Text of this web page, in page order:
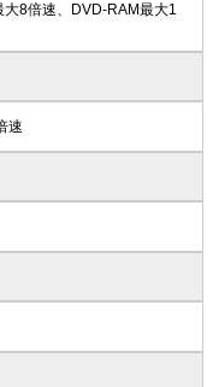
8倍速、DVD-RAM最大1
速